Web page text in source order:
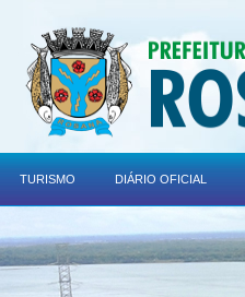
TURISMO DIÁRIO OFICIAL